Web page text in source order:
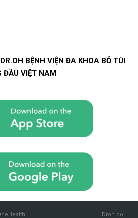
BỆNH VIỆN ĐA KHOA BỎ TÚI
ĐẦU VIỆT NAM
Droh.co